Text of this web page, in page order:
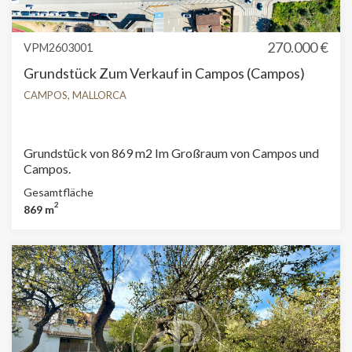
VPM2603001
270.000 €
Grundstück Zum Verkauf in Campos (Campos)
CAMPOS, MALLORCA
Grundstück von 869 m2 Im Großraum von Campos und
Gesamtfläche
869 m2